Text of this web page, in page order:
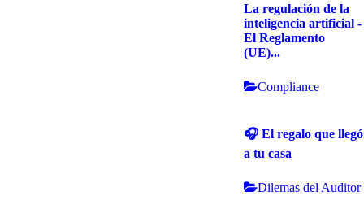
La regulación de la
inteligencia artificial -
El Reglamento
(UE)...
Compliance
🎧 El regalo que llegó
a tu casa
Dilemas del Auditor